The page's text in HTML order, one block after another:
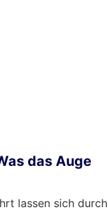
das Auge
lassen sich durch